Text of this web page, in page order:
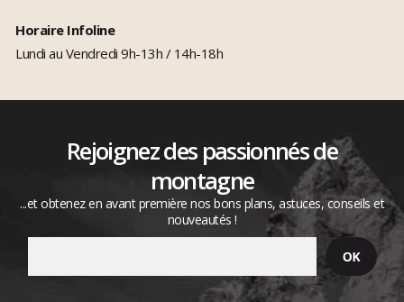
Horaire Infoline
Lundi au Vendredi 9h-13h / 14h-18h
Rejoignez des passionnés de
montagne
...et obtenez en avant première nos bons plans, astuces, conseils et
nouveautés !